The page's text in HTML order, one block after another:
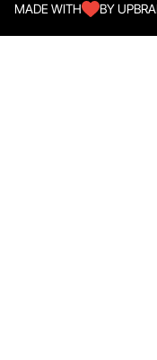
MADE WITH BY